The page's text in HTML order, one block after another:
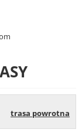
trasa powrotna